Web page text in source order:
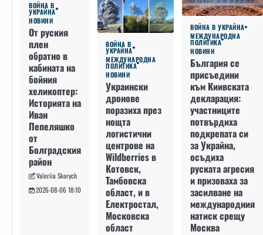
ВОЙНА В
УКРАЙНА
НОВИНИ
От руския
плен
обратно в
кабината на
бойния
хеликоптер:
Историята на
Иван
Пепеляшко
от
Болградския
район
Valeriia Skorych
2026-08-06 18:10
ВОЙНА В
УКРАЙНА
МЕЖДУНАРОДНА
ПОЛИТИКА
НОВИНИ
Украински
дронове
поразиха през
нощта
логистични
центрове на
Wildberries в
Котовск,
Тамбовска
област, и в
Електростал,
Московска
област
ВОЙНА В УКРАЙНА
МЕЖДУНАРОДНА
ПОЛИТИКА
НОВИНИ
България се
присъедини
към Киивската
декларация:
участниците
потвърдиха
подкрепата си
за Украйна,
осъдиха
руската агресия
и призоваха за
засилване на
международния
натиск срещу
Москва